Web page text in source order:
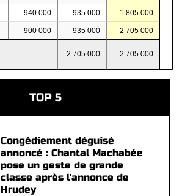
940 000 935 000 1 805 000
900 000 935 000 2 705 000
2 705 000 2 705 000
TOP 5
Congédiement déguisé
annoncé : Chantal Machabée
pose un geste de grande
classe après l'annonce de
Hrudey